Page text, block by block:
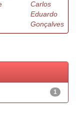
Carlos
Eduardo
Gonçalves
1